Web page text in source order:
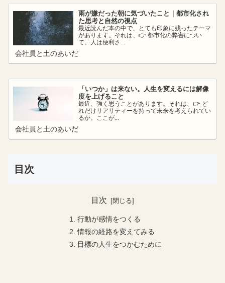
雨が嫌だった朝に気づいたこと｜都市化され
た思考と自然の視点
最近読んだ本の中で、とても印象に残ったテーマ
があります。それは、👉 都市化の弊害につい
て。人は便利さ...
会社員と土のあいだ
「いつか」は来ない。人生を変えるには解像
度を上げること
最近、強く思うことがあります。それは、👉 ど
れだけリアリティーを持って未来を考えられてい
るか。ここが...
会社員と土のあいだ
目次
目次
行動が感情をつくる
情報の経路を変えてみる
目標の人生をつかむために